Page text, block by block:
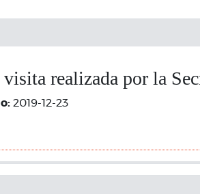
visita realizada por la
2019-12-23